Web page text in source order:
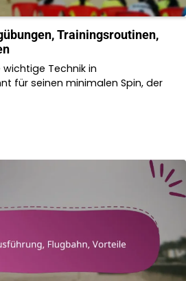
Trainingsroutinen,
Technik in
für seinen minimalen Spin, der